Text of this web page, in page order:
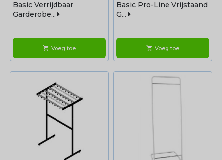
Basic Verrijdbaar
Garderobe...
shopping_cart Voeg toe
Basic Pro-Line Vrijstaand
G...
shopping_cart Voeg toe